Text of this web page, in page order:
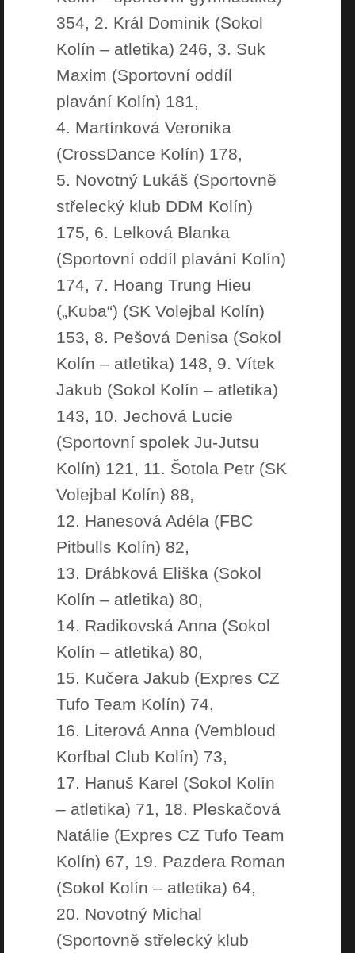
354, 2. Král Dominik (Sokol
Kolín – atletika) 246, 3. Suk
Maxim (Sportovní oddíl
plavání Kolín) 181,
4. Martínková Veronika
(CrossDance Kolín) 178,
5. Novotný Lukáš (Sportovně
střelecký klub DDM Kolín)
175, 6. Lelková Blanka
(Sportovní oddíl plavání Kolín)
174, 7. Hoang Trung Hieu
(„Kuba“) (SK Volejbal Kolín)
153, 8. Pešová Denisa (Sokol
Kolín – atletika) 148, 9. Vítek
Jakub (Sokol Kolín – atletika)
143, 10. Jechová Lucie
(Sportovní spolek Ju-Jutsu
Kolín) 121, 11. Šotola Petr (SK
Volejbal Kolín) 88,
12. Hanesová Adéla (FBC
Pitbulls Kolín) 82,
13. Drábková Eliška (Sokol
Kolín – atletika) 80,
14. Radikovská Anna (Sokol
Kolín – atletika) 80,
15. Kučera Jakub (Expres CZ
Tufo Team Kolín) 74,
16. Literová Anna (Vembloud
Korfbal Club Kolín) 73,
17. Hanuš Karel (Sokol Kolín
– atletika) 71, 18. Pleskačová
Natálie (Expres CZ Tufo Team
Kolín) 67, 19. Pazdera Roman
(Sokol Kolín – atletika) 64,
20. Novotný Michal
(Sportovně střelecký klub